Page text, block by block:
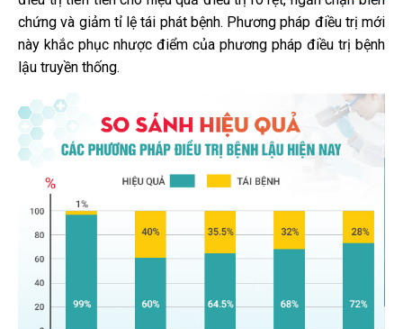
chứng và giảm tỉ lệ tái phát bệnh. Phương pháp điều trị mới
này khắc phục nhược điểm của phương pháp điều trị bệnh
lậu truyền thống.